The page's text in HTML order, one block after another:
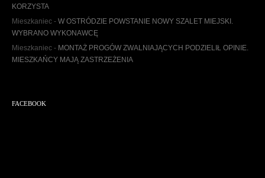
KORZYSTA
Mieszkaniec - W OSTRÓDZIE POWSTANIE NOWY SZALET MIEJSKI.
WYBRANO WYKONAWCĘ
Mieszkaniec - MONTAŻ PROGÓW ZWALNIAJĄCYCH PODZIELIŁ OPINIE.
MIESZKAŃCY MAJĄ ZASTRZEŻENIA
FACEBOOK